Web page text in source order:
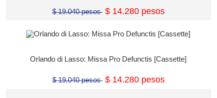
$ 19.040 pesos $ 14.280 pesos
Orlando di Lasso: Missa Pro Defunctis [Cassette]
$ 19.040 pesos $ 14.280 pesos